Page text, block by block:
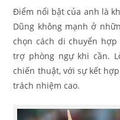
Điểm nổi bật của anh là
Dũng không mạnh ở
chọn cách di chuyển
trợ phòng ngự khi cần.
chiến thuật, với sự kết
trách nhiệm cao.